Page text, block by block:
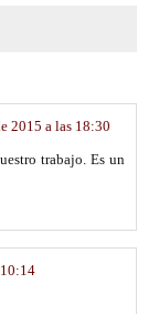
2015 a las 18:30
trabajo. Es un